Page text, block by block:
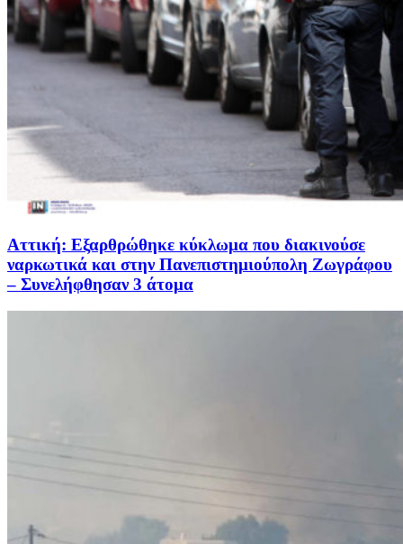
Αττική: Εξαρθρώθηκε κύκλωμα που διακινούσε
ναρκωτικά και στην Πανεπιστημιούπολη Ζωγράφου
– Συνελήφθησαν 3 άτομα